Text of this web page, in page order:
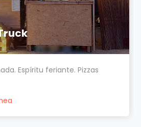
Espíritu feriante. Pizzas